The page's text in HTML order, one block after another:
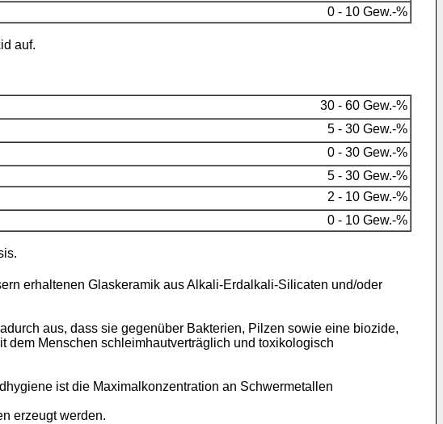
0 - 10 Gew.-%
auf.
30 - 60 Gew.-%
5 - 30 Gew.-%
0 - 30 Gew.-%
5 - 30 Gew.-%
2 - 10 Gew.-%
0 - 10 Gew.-%
erhaltenen Glaskeramik aus Alkali-Erdalkali-Silicaten und/oder
aus, dass sie gegenüber Bakterien, Pilzen sowie eine biozide,
Menschen schleimhautverträglich und toxikologisch
ist die Maximalkonzentration an Schwermetallen
erzeugt werden.